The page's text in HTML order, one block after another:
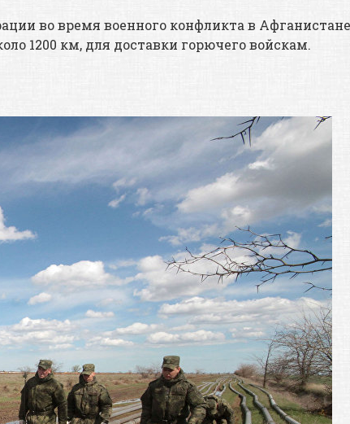
во время военного конфликта в
1200 км, для доставки горючего войскам.